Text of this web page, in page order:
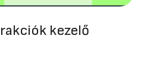
kezelő